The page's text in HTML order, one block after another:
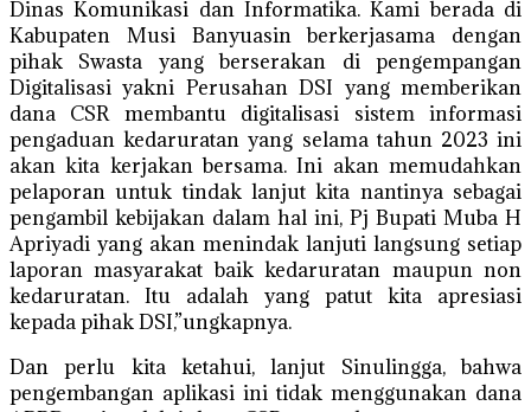
Dinas Komunikasi dan Informatika. Kami berada di
Kabupaten Musi Banyuasin berkerjasama dengan
pihak Swasta yang berserakan di pengempangan
Digitalisasi yakni Perusahan DSI yang memberikan
dana CSR membantu digitalisasi sistem informasi
pengaduan kedaruratan yang selama tahun 2023 ini
akan kita kerjakan bersama. Ini akan memudahkan
pelaporan untuk tindak lanjut kita nantinya sebagai
pengambil kebijakan dalam hal ini, Pj Bupati Muba H
Apriyadi yang akan menindak lanjuti langsung setiap
laporan masyarakat baik kedaruratan maupun non
kedaruratan. Itu adalah yang patut kita apresiasi
kepada pihak DSI,”ungkapnya.
Dan perlu kita ketahui, lanjut Sinulingga, bahwa
pengembangan aplikasi ini tidak menggunakan dana